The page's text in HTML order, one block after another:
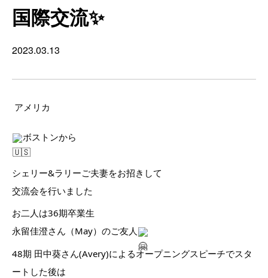
国際交流✨
2023.03.13
アメリカ
ボストンから
シェリー&ラリーご夫妻をお招きして
交流会を行いました
お二人は36期卒業生
永留佳澄さん（May）のご友人
48期 田中葵さん(Avery)によるオープニングスピーチでスタ
ートした後は